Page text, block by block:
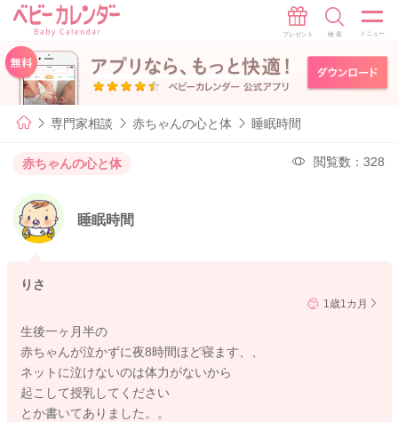
専門家相談 赤ちゃんの心と体 睡眠時間
赤ちゃんの心と体 閲覧数：328
睡眠時間
りさ
1歳1カ月
生後一ヶ月半の
赤ちゃんが泣かずに夜8時間ほど寝ます、、
ネットに泣けないのは体力がないから
起こして授乳してください
とか書いてありました。。